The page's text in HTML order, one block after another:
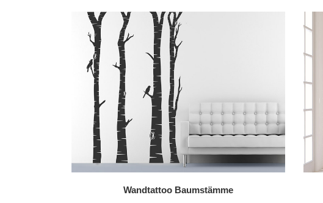
Wandtattoo Baumstämme